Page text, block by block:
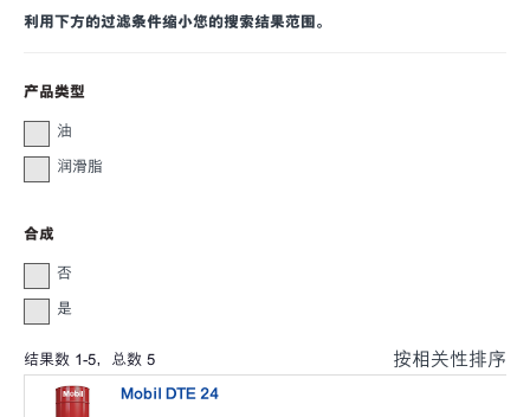
利用下方的过滤条件缩小您的搜索结果范围。
产品类型
油
润滑脂
合成
否
是
结果数 1-5，总数 5 按相关性排序
Mobil DTE 24